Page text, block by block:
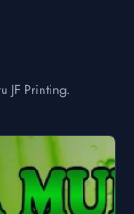
JF Printing.